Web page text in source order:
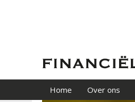
Home Over ons